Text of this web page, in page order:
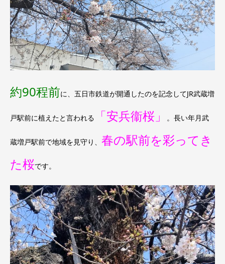
約90程前に、五日市鉄道が開通したのを記念してJR武蔵増
戸駅前に植えたと言われる 「安兵衞桜」 。長い年月武
蔵増戸駅前で地域を見守り、 春の駅前を彩ってき
た桜です。